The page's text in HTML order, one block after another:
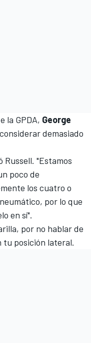
la GPDA, George
demasiado
"Estamos
poco de
los cuatro o
por lo que
en sí".
por no hablar de
tu posición lateral.